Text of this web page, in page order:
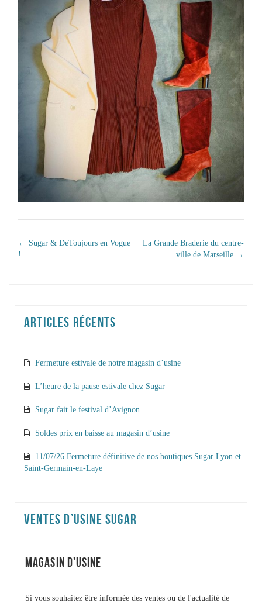
NAVIGATION DANS
← Sugar & DeToujours en Vogue
!
La Grande Braderie du centre-
ville de Marseille →
ARTICLES RÉCENTS
Fermeture estivale de notre magasin d’usine
L’heure de la pause estivale chez Sugar
Sugar fait le festival d’Avignon…
Soldes prix en baisse au magasin d’usine
11/07/26 Fermeture définitive de nos boutiques Sugar Lyon et
Saint-Germain-en-Laye
VENTES D’USINE SUGAR
MAGASIN D'USINE
Si vous souhaitez être informée des ventes ou de l'actualité de